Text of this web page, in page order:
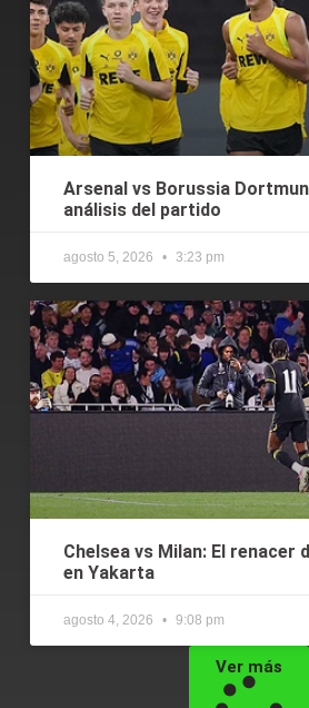
Arsenal vs Borussia
análisis del partido
agosto 5, 2026 3:23 pm
Chelsea vs Milan: El renacer
en Yakarta
agosto 4, 2026 9:08 pm
Ver más